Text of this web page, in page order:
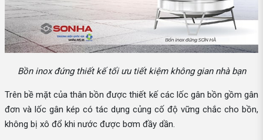
Bồn inox đứng thiết kế tối ưu tiết kiệm không gian nhà bạn
Trên bề mặt của thân bồn được thiết kế các lốc gân bồn gồm gân
đơn và lốc gân kép có tác dụng củng cố độ vững chắc cho bồn,
không bị xô đổ khi nước được bơm đầy dần.